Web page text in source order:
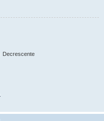
Decrescente